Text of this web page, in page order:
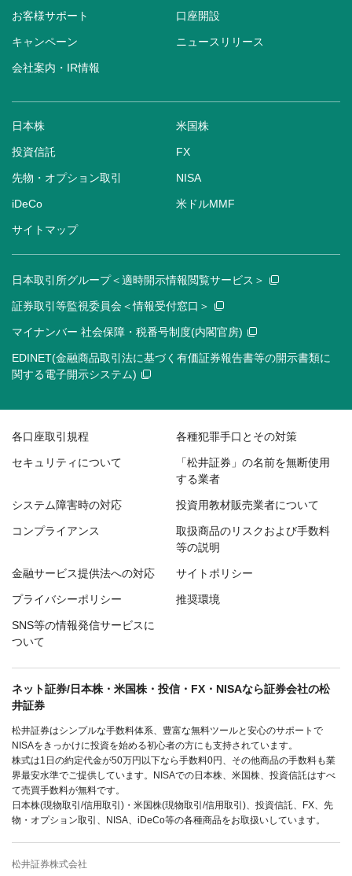
お客様サポート 口座開設
キャンペーン ニュースリリース
会社案内・IR情報
日本株 米国株
投資信託 FX
先物・オプション取引 NISA
iDeCo 米ドルMMF
サイトマップ
日本取引所グループ＜適時開示情報閲覧サービス＞
証券取引等監視委員会＜情報受付窓口＞
マイナンバー 社会保障・税番号制度(内閣官房)
EDINET(金融商品取引法に基づく有価証券報告書等の開示書類に
関する電子開示システム)
各口座取引規程 各種犯罪手口とその対策
セキュリティについて
「松井証券」の名前を無断使用
する業者
システム障害時の対応 投資用教材販売業者について
コンプライアンス
取扱商品のリスクおよび手数料
等の説明
金融サービス提供法への対応 サイトポリシー
プライバシーポリシー 推奨環境
SNS等の情報発信サービスに
ついて
ネット証券/日本株・米国株・投信・FX・NISAなら証券会社の松
井証券
松井証券はシンプルな手数料体系、豊富な無料ツールと安心のサポートで
NISAをきっかけに投資を始める初心者の方にも支持されています。
株式は1日の約定代金が50万円以下なら手数料0円、その他商品の手数料も業
界最安水準でご提供しています。NISAでの日本株、米国株、投資信託はすべ
て売買手数料が無料です。
日本株(現物取引/信用取引)・米国株(現物取引/信用取引)、投資信託、FX、先
物・オプション取引、NISA、iDeCo等の各種商品をお取扱いしています。
松井証券株式会社